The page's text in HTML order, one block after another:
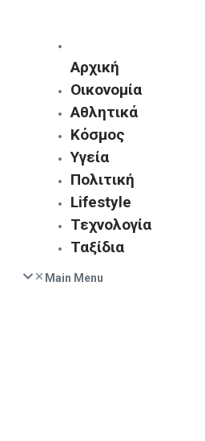
Αρχική
Οικονομία
Αθλητικά
Κόσμος
Υγεία
Πολιτική
Lifestyle
Τεχνολογία
Ταξίδια
Main Menu